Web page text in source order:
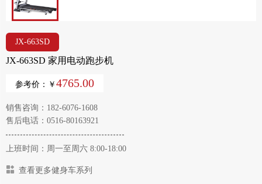
JX-663SD
JX-663SD 家用电动跑步机
参考价：￥ 4765.00
销售咨询：182-6076-1608
售后电话：0516-80163921
上班时间：周一至周六 8:00-18:00
查看更多健身车系列